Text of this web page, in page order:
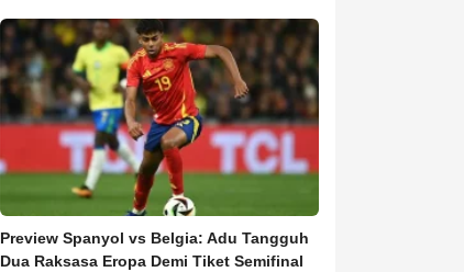
Preview Spanyol vs Belgia: Adu Tangguh
Dua Raksasa Eropa Demi Tiket Semifinal